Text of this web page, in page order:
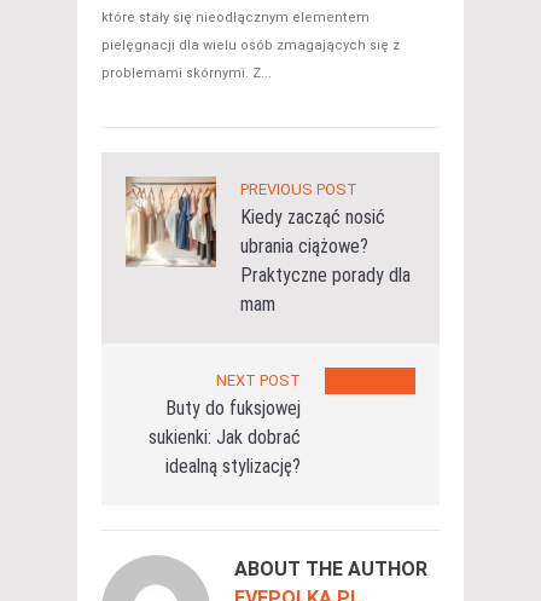
które stały się nieodłącznym elementem
pielęgnacji dla wielu osób zmagających się z
problemami skórnymi. Z...
PREVIOUS POST
Kiedy zacząć nosić
ubrania ciążowe?
Praktyczne porady dla
mam
NEXT POST
Buty do fuksjowej
sukienki: Jak dobrać
idealną stylizację?
ABOUT THE AUTHOR